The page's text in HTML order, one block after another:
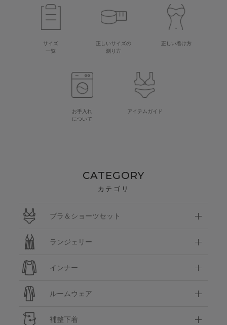
サイズ
一覧
正しいサイズの
測り方
正しい着け方
お手入れ
について
アイテムガイド
CATEGORY
カテゴリ
ブラ＆ショーツセット
ランジェリー
インナー
ルームウェア
補整下着